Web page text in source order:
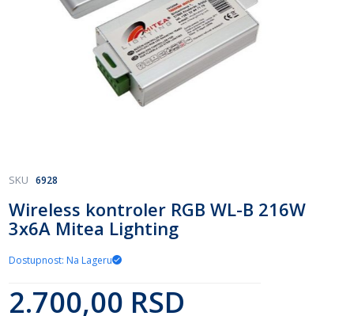
Skip
the
beginning
the
gallery
Wireless kontroler RGB WL-B 216W
3x6A Mitea Lighting
SKU 6928
Dostupnost: Na Lageru
2.700,00 RSD